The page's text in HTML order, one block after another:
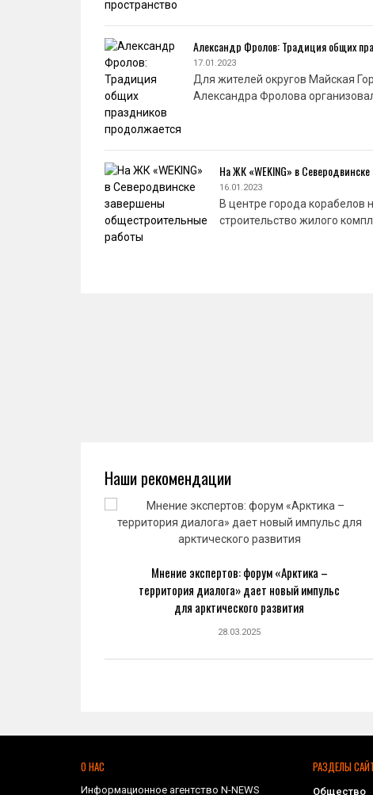
Александр Фролов: Традиция общих
17.01.2023
Для жителей округов Майская
Александра Фролова
На ЖК «WEKING» в
16.01.2023
В центре города корабелов
строительство жилого
Наши рекомендации
Мнение экспертов: форум «Арктика –
территория диалога» дает новый импульс
для арктического развития
28.03.2025
О НАС
Информационное агентство N-NEWS
РАЗДЕЛЫ
Общество